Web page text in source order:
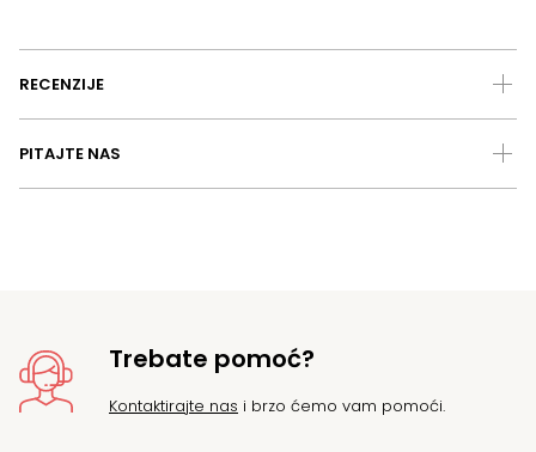
RECENZIJE
PITAJTE NAS
Trebate pomoć?
Kontaktirajte nas i brzo ćemo vam pomoći.